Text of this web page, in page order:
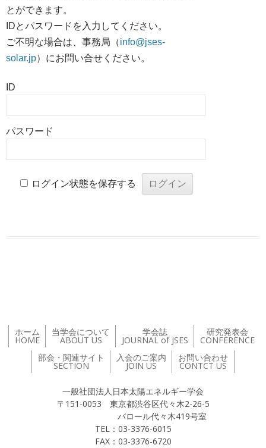
とができます。
IDとパスワードを入力してください。
ご不明な場合は、事務局（info@jses-
solar.jp）にお問い合せください。
ID
パスワード
ログイン状態を保存する
ホーム
HOME
当学会について
ABOUT US
学会誌
JOURNAL of JSES
研究発表会
CONFERENCE
部会・関連サイト
SECTION
入会のご案内
JOIN US
お問い合わせ
CONTCT US
一般社団法人日本太陽エネルギー学会
〒151-0053 東京都渋谷区代々木2-26-5
バロール代々木419号室
TEL：03-3376-6015
FAX：03-3376-6720